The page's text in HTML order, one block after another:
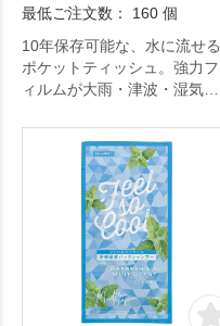
最低ご注文数： 160 個
10年保存可能な、水に流せる
ポケットティッシュ。強力フ
ィルムが大雨・津波・湿気・
す。